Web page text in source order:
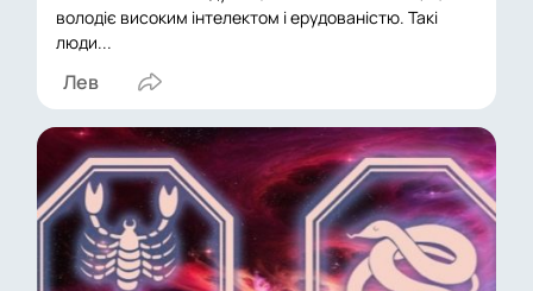
володіє високим інтелектом і ерудованістю. Такі
люди...
Лев